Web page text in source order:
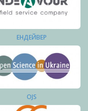
ЕНДЕЙВЕР
OJS